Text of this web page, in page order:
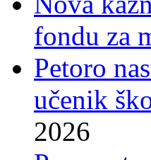
fondu za
Petoro
učenik
2026